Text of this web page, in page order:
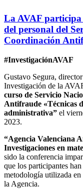
La AVAF
del personal del
Coordinación
#InvestigaciónAVAF
Gustavo Segura,
Investigación de la
curso de Servicio
Antifraude «Técnicas
administrativa” el
2023.
“Agencia Valenciana
Investigaciones en
sido la conferencia
que los participantes
metodología utilizada
la Agencia.